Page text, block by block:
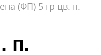
(ФП) 5 гр цв. п.
п.